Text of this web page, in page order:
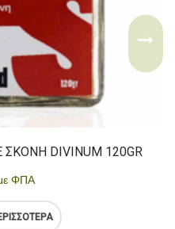
DIVINUM 120GR
ΦΠΑ